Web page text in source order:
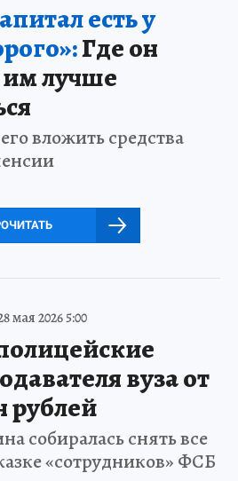
есть у
Где он
лучше
вложить средства
мая 2026 5:00
вуза от
рублей
собиралась снять все
«сотрудников» ФСБ